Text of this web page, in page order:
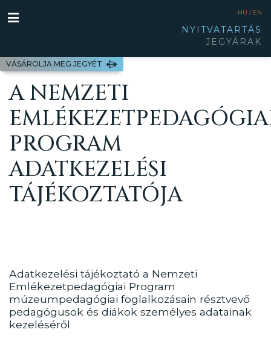
VÁSÁROLJA MEG JEGYÉT
HU / EN
NYITVATARTÁS
JEGYÁRAK
A NEMZETI
PROGRAM
ADATKEZELÉSI
TÁJÉKOZTATÓJA
Adatkezelési tájékoztató a Nemzeti
Emlékezetpedagógiai Program
múzeumpedagógiai foglalkozásain résztvevő
pedagógusok és diákok személyes adatainak
kezeléséről